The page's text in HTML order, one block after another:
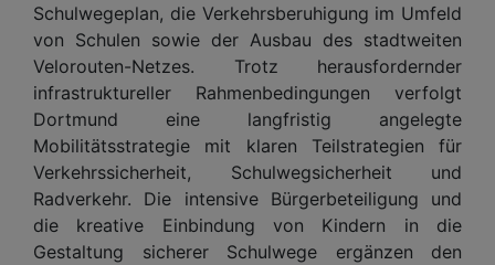
Schulwegeplan, die Verkehrsberuhigung im Umfeld
von Schulen sowie der Ausbau des stadtweiten
Velorouten-Netzes. Trotz herausfordernder
infrastruktureller Rahmenbedingungen verfolgt
Dortmund eine langfristig angelegte
Mobilitätsstrategie mit klaren Teilstrategien für
Verkehrssicherheit, Schulwegsicherheit und
Radverkehr. Die intensive Bürgerbeteiligung und
die kreative Einbindung von Kindern in die
Gestaltung sicherer Schulwege ergänzen den